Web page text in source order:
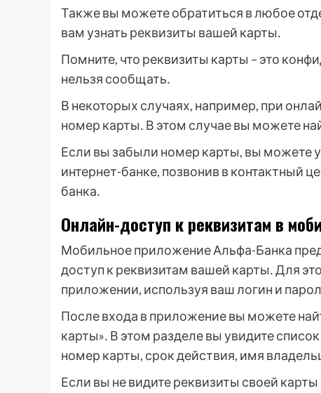
Также вы можете обратиться в любое
вам узнать реквизиты вашей карты․
Помните, что реквизиты карты – это
нельзя сообщать․
В некоторых случаях, например, при
номер карты․ В этом случае вы можете
Если вы забыли номер карты, вы можете
интернет-банке, позвонив в контактный
банка․
Онлайн-доступ к реквизитам в
Мобильное приложение Альфа-Банка
доступ к реквизитам вашей карты․ Для
приложении, используя ваш логин и
После входа в приложение вы можете
карты»․ В этом разделе вы увидите
номер карты, срок действия, имя
Если вы не видите реквизиты своей